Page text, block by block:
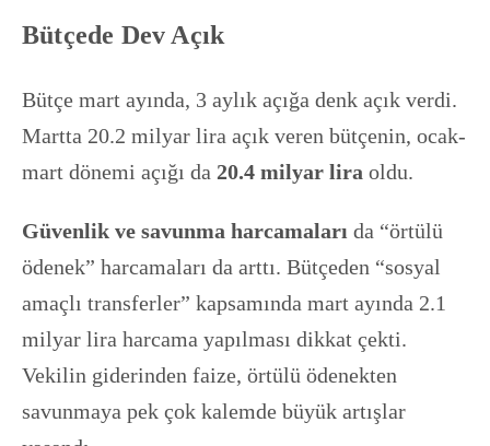
Bütçede Dev Açık
Bütçe mart ayında, 3 aylık açığa denk açık verdi.
Martta 20.2 milyar lira açık veren bütçenin, ocak-
mart dönemi açığı da 20.4 milyar lira oldu.
Güvenlik ve savunma harcamaları da “örtülü
ödenek” harcamaları da arttı. Bütçeden “sosyal
amaçlı transferler” kapsamında mart ayında 2.1
milyar lira harcama yapılması dikkat çekti.
Vekilin giderinden faize, örtülü ödenekten
savunmaya pek çok kalemde büyük artışlar